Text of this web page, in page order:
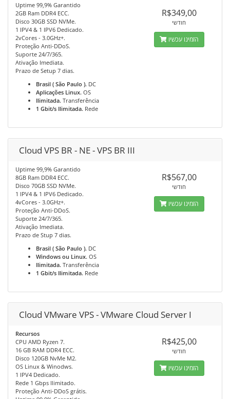
Uptime 99,9% Garantido
2GB Ram DDR4 ECC.
Disco 30GB SSD NVMe.
1 IPV4 & 1 IPV6 Dedicado.
2vCores - 3.0GHz+.
Proteção Anti-DDoS.
Suporte 24/7/365.
Ativação Imediata.
Prazo de Setup 7 dias.
Brasil ( São Paulo ). DC
Aplicações Linux. OS
Ilimitada. Transferência
1 Gbit/s Ilimitada. Rede
R$349,00
חודשי
הזמינו עכשיו
Cloud VPS BR - NE - VPS BR III
Uptime 99,9% Garantido
8GB Ram DDR4 ECC.
Disco 70GB SSD NVMe.
1 IPV4 & 1 IPV6 Dedicado.
4vCores - 3.0GHz+.
Proteção Anti-DDoS.
Suporte 24/7/365.
Ativação Imediata.
Prazo de Stup 7 dias.
Brasil ( São Paulo ). DC
Windows ou Linux. OS
Ilimitada. Transferência
1 Gbit/s Ilimitada. Rede
R$567,00
חודשי
הזמינו עכשיו
Cloud VMware VPS - VMware Cloud Server I
Recursos
CPU AMD Ryzen 7.
16 GB RAM DDR4 ECC.
Disco 120GB NvMe M2.
OS Linux & Winodws.
1 IPV4 Dedicado.
Rede 1 Gbps Ilimitado.
Proteção Anti-DDoS grátis.
R$425,00
חודשי
הזמינו עכשיו